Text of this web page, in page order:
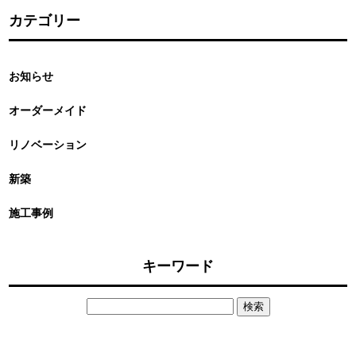
カテゴリー
お知らせ
オーダーメイド
リノベーション
新築
施工事例
キーワード